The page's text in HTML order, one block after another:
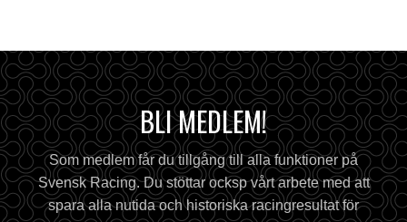
BLI MEDLEM!
Som medlem får du tillgång till alla funktioner på
Svensk Racing. Du stöttar ocksp vårt arbete med att
spara alla nutida och historiska racingresultat för